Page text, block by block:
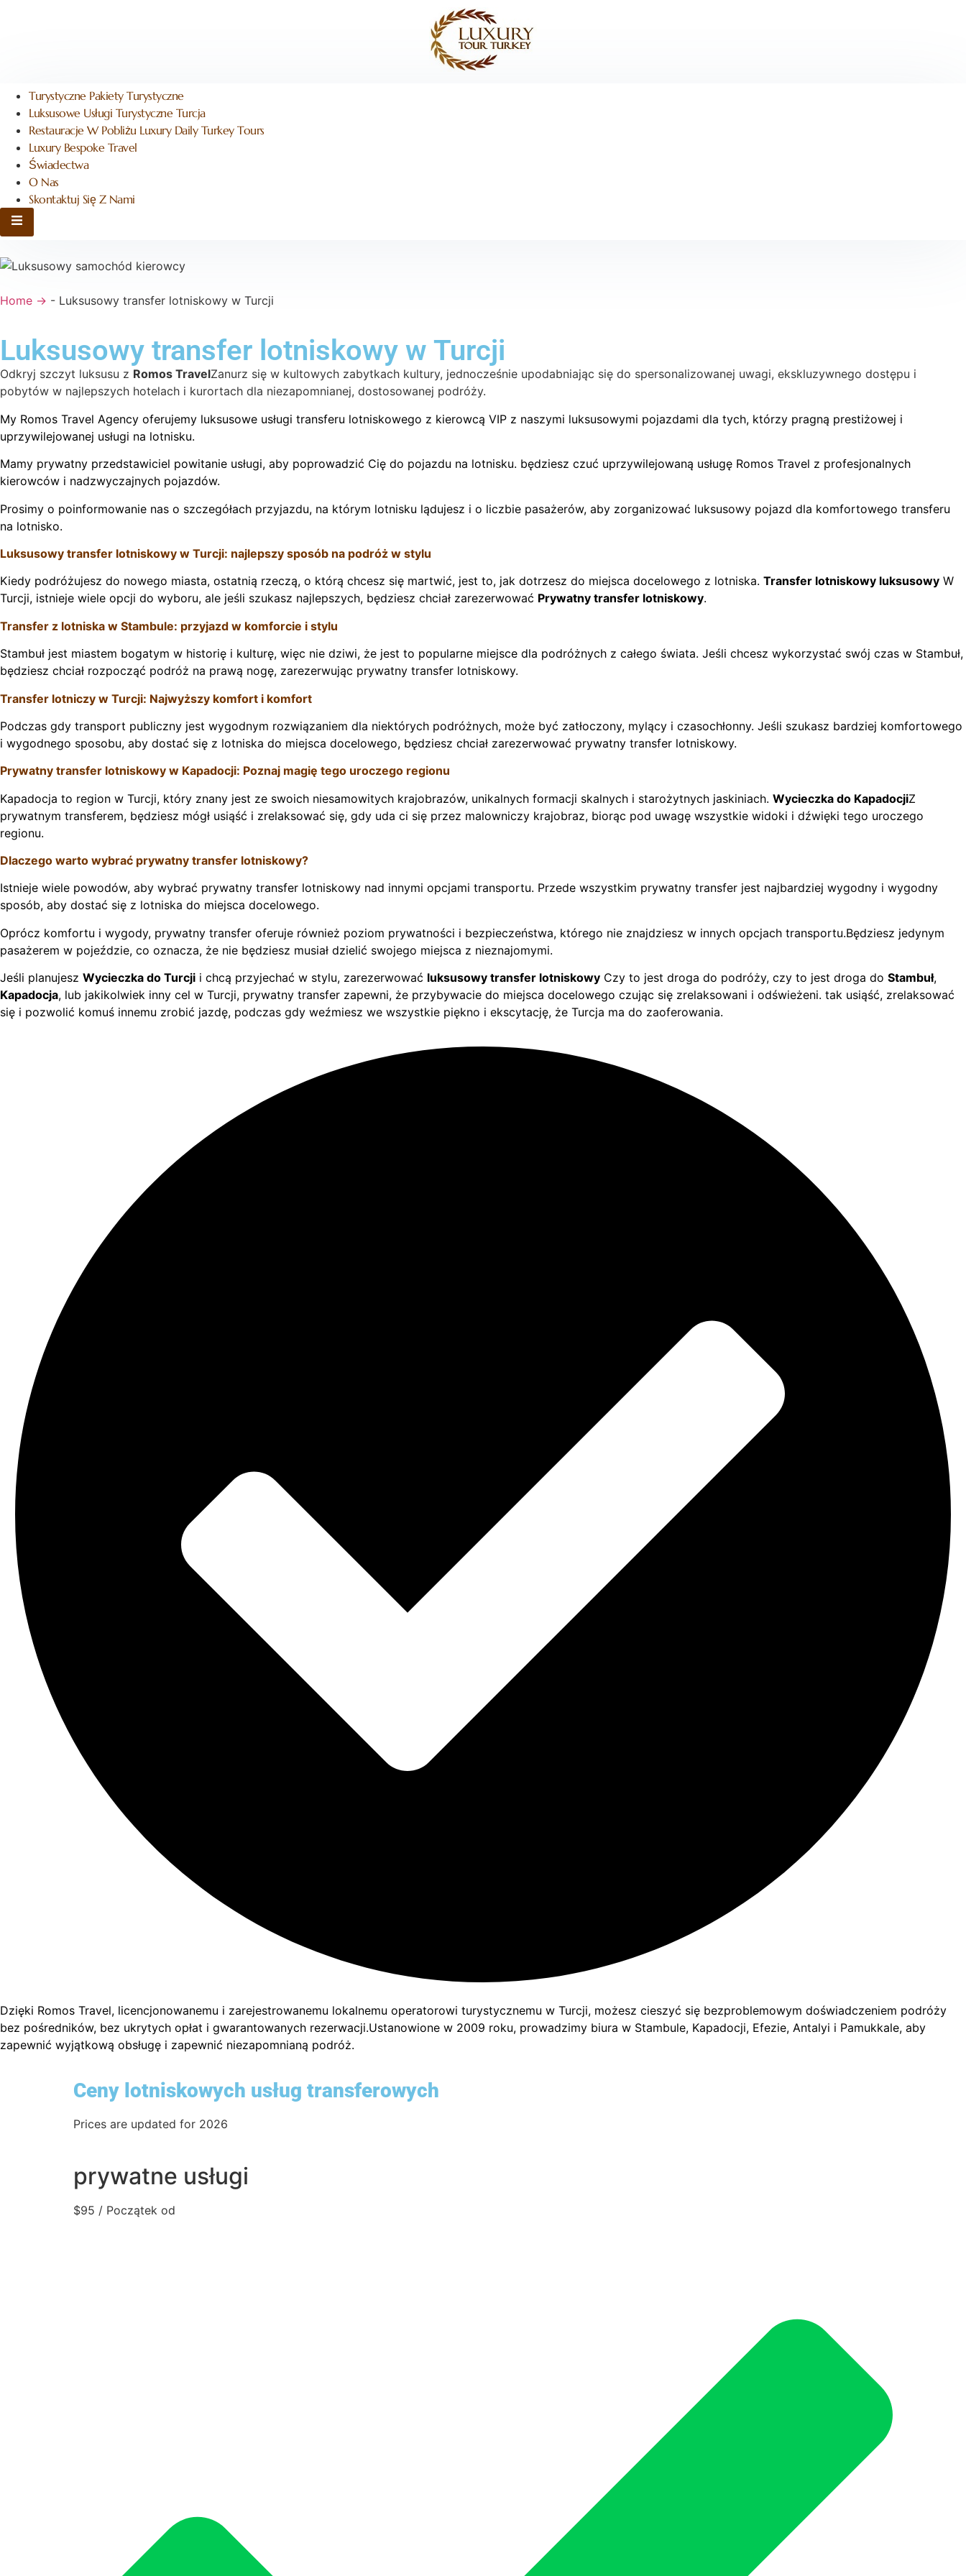
Turystyczne Pakiety Turystyczne
Luksusowe Usługi Turystyczne Turcja
Restauracje W Pobliżu Luxury Daily Turkey Tours
Luxury Bespoke Travel
Świadectwa
O Nas
Skontaktuj Się Z Nami
Hamburger Toggle Menu
Home → - Luksusowy transfer lotniskowy w Turcji
Luksusowy transfer lotniskowy w Turcji
Odkryj szczyt luksusu z Romos TravelZanurz się w kultowych zabytkach kultury, jednocześnie upodabniając się do spersonalizowanej uwagi, ekskluzywnego dostępu i
pobytów w najlepszych hotelach i kurortach dla niezapomnianej, dostosowanej podróży.
My Romos Travel Agency oferujemy luksusowe usługi transferu lotniskowego z kierowcą VIP z naszymi luksusowymi pojazdami dla tych, którzy pragną prestiżowej i
uprzywilejowanej usługi na lotnisku.
Mamy prywatny przedstawiciel powitanie usługi, aby poprowadzić Cię do pojazdu na lotnisku. będziesz czuć uprzywilejowaną usługę Romos Travel z profesjonalnych
kierowców i nadzwyczajnych pojazdów.
Prosimy o poinformowanie nas o szczegółach przyjazdu, na którym lotnisku lądujesz i o liczbie pasażerów, aby zorganizować luksusowy pojazd dla komfortowego transferu
na lotnisko.
Luksusowy transfer lotniskowy w Turcji: najlepszy sposób na podróż w stylu
Kiedy podróżujesz do nowego miasta, ostatnią rzeczą, o którą chcesz się martwić, jest to, jak dotrzesz do miejsca docelowego z lotniska. Transfer lotniskowy luksusowy W
Turcji, istnieje wiele opcji do wyboru, ale jeśli szukasz najlepszych, będziesz chciał zarezerwować Prywatny transfer lotniskowy.
Transfer z lotniska w Stambule: przyjazd w komforcie i stylu
Stambuł jest miastem bogatym w historię i kulturę, więc nie dziwi, że jest to popularne miejsce dla podróżnych z całego świata. Jeśli chcesz wykorzystać swój czas w Stambuł,
będziesz chciał rozpocząć podróż na prawą nogę, zarezerwując prywatny transfer lotniskowy.
Transfer lotniczy w Turcji: Najwyższy komfort i komfort
Podczas gdy transport publiczny jest wygodnym rozwiązaniem dla niektórych podróżnych, może być zatłoczony, mylący i czasochłonny. Jeśli szukasz bardziej komfortowego
i wygodnego sposobu, aby dostać się z lotniska do miejsca docelowego, będziesz chciał zarezerwować prywatny transfer lotniskowy.
Prywatny transfer lotniskowy w Kapadocji: Poznaj magię tego uroczego regionu
Kapadocja to region w Turcji, który znany jest ze swoich niesamowitych krajobrazów, unikalnych formacji skalnych i starożytnych jaskiniach. Wycieczka do KapadocjiZ
prywatnym transferem, będziesz mógł usiąść i zrelaksować się, gdy uda ci się przez malowniczy krajobraz, biorąc pod uwagę wszystkie widoki i dźwięki tego uroczego
regionu.
Dlaczego warto wybrać prywatny transfer lotniskowy?
Istnieje wiele powodów, aby wybrać prywatny transfer lotniskowy nad innymi opcjami transportu. Przede wszystkim prywatny transfer jest najbardziej wygodny i wygodny
sposób, aby dostać się z lotniska do miejsca docelowego.
Oprócz komfortu i wygody, prywatny transfer oferuje również poziom prywatności i bezpieczeństwa, którego nie znajdziesz w innych opcjach transportu.Będziesz jedynym
pasażerem w pojeździe, co oznacza, że nie będziesz musiał dzielić swojego miejsca z nieznajomymi.
Jeśli planujesz Wycieczka do Turcji i chcą przyjechać w stylu, zarezerwować luksusowy transfer lotniskowy Czy to jest droga do podróży, czy to jest droga do Stambuł,
Kapadocja, lub jakikolwiek inny cel w Turcji, prywatny transfer zapewni, że przybywacie do miejsca docelowego czując się zrelaksowani i odświeżeni. tak usiąść, zrelaksować
się i pozwolić komuś innemu zrobić jazdę, podczas gdy weźmiesz we wszystkie piękno i ekscytację, że Turcja ma do zaoferowania.
Dzięki Romos Travel, licencjonowanemu i zarejestrowanemu lokalnemu operatorowi turystycznemu w Turcji, możesz cieszyć się bezproblemowym doświadczeniem podróży
bez pośredników, bez ukrytych opłat i gwarantowanych rezerwacji.Ustanowione w 2009 roku, prowadzimy biura w Stambule, Kapadocji, Efezie, Antalyi i Pamukkale, aby
zapewnić wyjątkową obsługę i zapewnić niezapomnianą podróż.
Ceny lotniskowych usług transferowych
Prices are updated for 2026
prywatne usługi
$95 / Początek od